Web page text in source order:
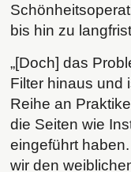
bis hin zu
„[Doch] das
Filter hinaus und
Reihe an
die Seiten wie
eingeführt
wir den